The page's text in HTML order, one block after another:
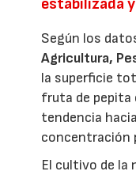
estabilizada
Según los
Agricultura,
la superficie
fruta de pepita
tendencia
concentración
El cultivo de la